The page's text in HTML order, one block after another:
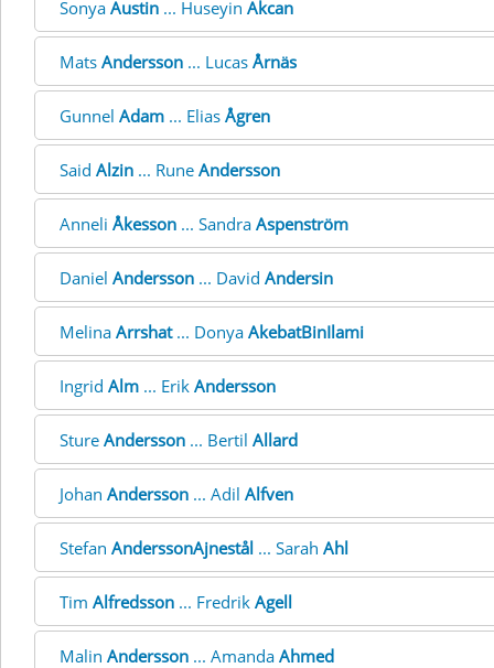
Sonya Austin ... Huseyin Akcan
Mats Andersson ... Lucas Årnäs
Gunnel Adam ... Elias Ågren
Said Alzin ... Rune Andersson
Anneli Åkesson ... Sandra Aspenström
Daniel Andersson ... David Andersin
Melina Arrshat... Donya AkebatBinIlami
Ingrid Alm ... Erik Andersson
Sture Andersson ... Bertil Allard
Johan Andersson ... Adil Alfven
Stefan AnderssonAjnestål ... Sarah Ahl
Tim Alfredsson ... Fredrik Agell
Malin Andersson ... Amanda Ahmed